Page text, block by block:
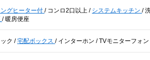
ングヒーター付 / コンロ2口以上 / システムキッチン /
/ 暖房便座
ク /宅配ボックス / インターホン /TVモニターフォン